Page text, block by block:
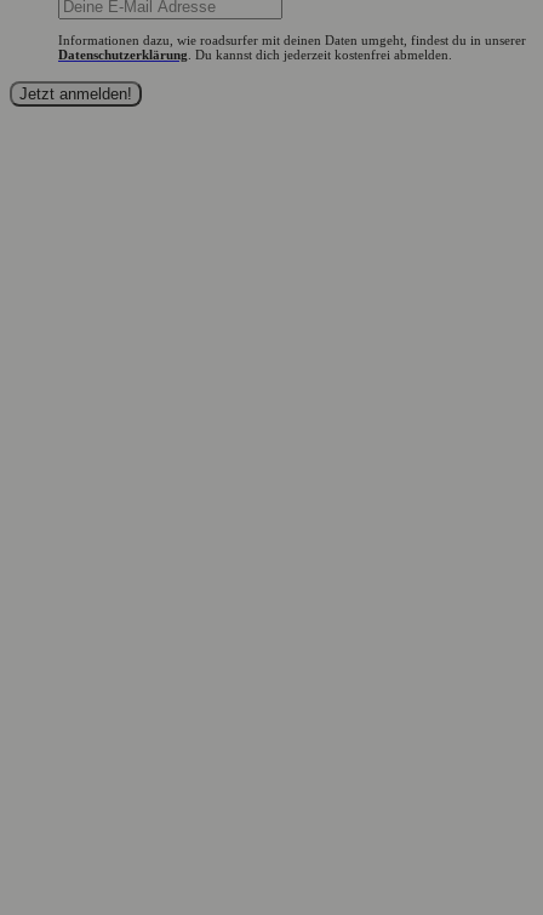
Informationen dazu, wie roadsurfer mit deinen Daten umgeht, findest du in unserer
Datenschutzerklärung . Du kannst dich jederzeit kostenfrei abmelden.